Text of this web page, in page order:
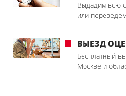
Выдадим всю
или
ВЫЕЗД
Бесплатный
Москве и